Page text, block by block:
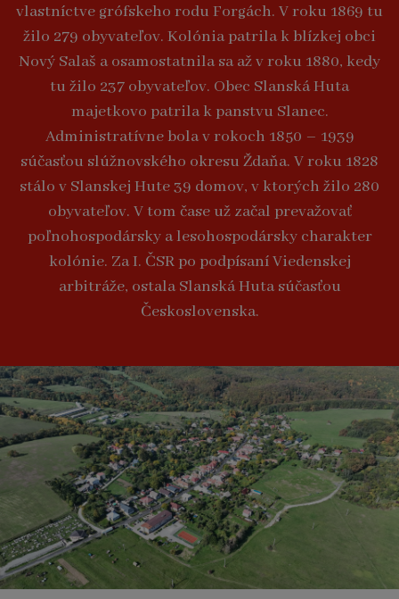
vlastníctve grófskeho rodu Forgách. V roku 1869 tu
žilo 279 obyvateľov. Kolónia patrila k blízkej obci
Nový Salaš a osamostatnila sa až v roku 1880, kedy
tu žilo 237 obyvateľov. Obec Slanská Huta
majetkovo patrila k panstvu Slanec.
Administratívne bola v rokoch 1850 – 1939
súčasťou slúžnovského okresu Ždaňa. V roku 1828
stálo v Slanskej Hute 39 domov, v ktorých žilo 280
obyvateľov. V tom čase už začal prevažovať
poľnohospodársky a lesohospodársky charakter
kolónie. Za I. ČSR po podpísaní Viedenskej
arbitráže, ostala Slanská Huta súčasťou
Československa.